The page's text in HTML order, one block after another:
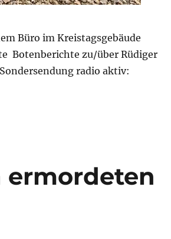
Büro im Kreistagsgebäude
Botenberichte zu/über Rüdiger
radio aktiv:
ermordeten